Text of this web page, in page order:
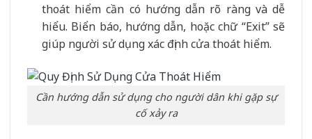
thoát hiểm cần có hướng dẫn rõ ràng và dễ
hiểu. Biển báo, hướng dẫn, hoặc chữ “Exit” sẽ
giúp người sử dụng xác định cửa thoát hiểm.
Cần hướng dẫn sử dụng cho người dân khi gặp sự
cố xảy ra